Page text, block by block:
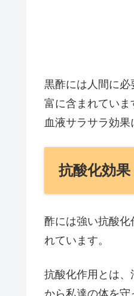
黒酢には人間に
富に含まれてい
血液サラサラ効
抗酸化効果
酢には強い抗酸化
れています。
抗酸化作用とは